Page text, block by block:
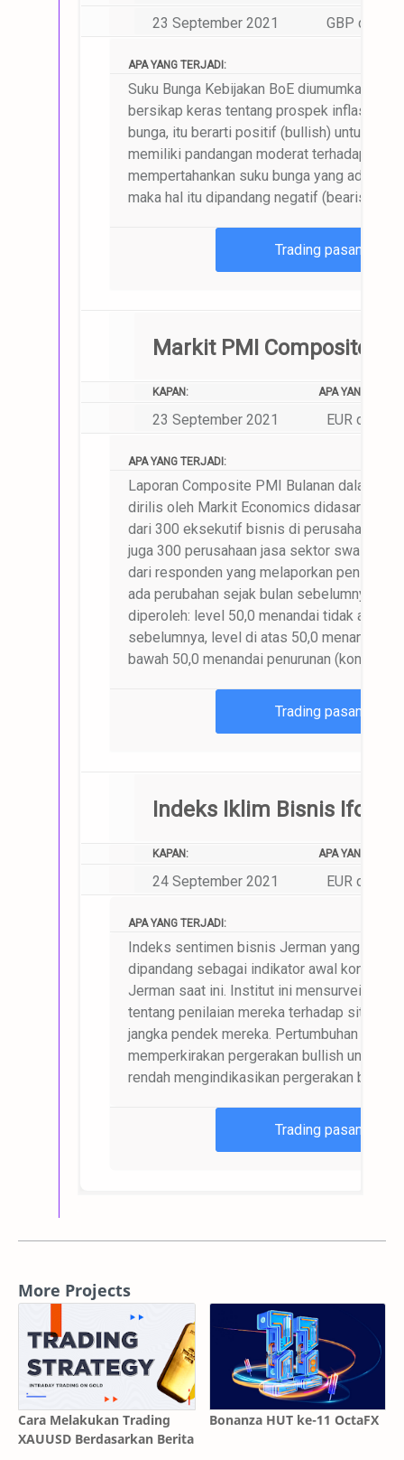
23 September 2021 GBP dan
APA YANG TERJADI:
Suku Bunga Kebijakan BoE diumumkan
bersikap keras tentang prospek inflasi
bunga, itu berarti positif (bullish) untuk
memiliki pandangan moderat terhadap
mempertahankan suku bunga yang ada,
maka hal itu dipandang negatif (bearish)
Trading pasangan
Markit PMI Composite,
KAPAN: APA YANG AKAN
23 September 2021 EUR dan
APA YANG TERJADI:
Laporan Composite PMI Bulanan dalam
dirilis oleh Markit Economics didasarkan
dari 300 eksekutif bisnis di perusahaan
juga 300 perusahaan jasa sektor swasta.
dari responden yang melaporkan
ada perubahan sejak bulan sebelumnya.
diperoleh: level 50,0 menandai tidak ada
sebelumnya, level di atas 50,0 menandai
bawah 50,0 menandai penurunan (kontraksi).
Trading pasangan
Indeks Iklim Bisnis Ifo,
KAPAN: APA YANG AKAN
24 September 2021 EUR dan
APA YANG TERJADI:
Indeks sentimen bisnis Jerman yang dirilis
dipandang sebagai indikator awal kondisi
Jerman saat ini. Institut ini mensurvei lebih
tentang penilaian mereka terhadap situasi
jangka pendek mereka. Pertumbuhan
memperkirakan pergerakan bullish untuk
rendah mengindikasikan pergerakan
Trading pasangan
More Projects
Cara Melakukan Trading
XAUUSD Berdasarkan Berita
Bonanza HUT ke-11 OctaFX